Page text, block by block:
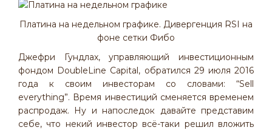
Платина на недельном графике. Дивергенция RSI на
фоне сетки Фибо
Джефри Гундлах, управляющий инвестиционным
фондом DoubleLine Capital, обратился 29 июля 2016
года к своим инвесторам со словами: “Sell
everything”. Время инвестиций сменяется временем
распродаж. Ну и напоследок давайте представим
себе, что некий инвестор всё-таки решил вложить